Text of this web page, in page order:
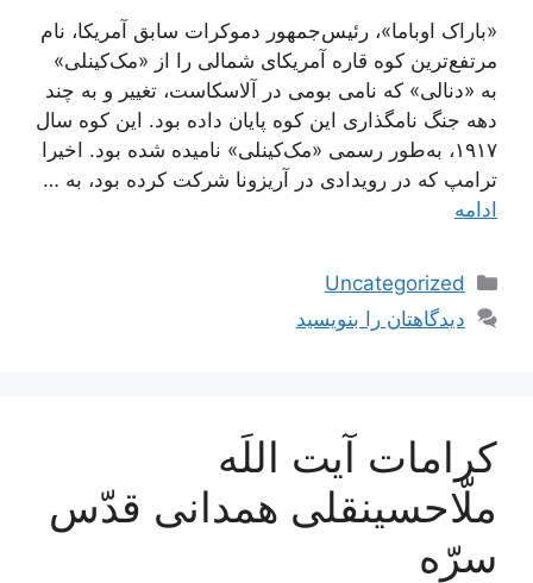
«باراک اوباما»، رئیس‌جمهور دموکرات سابق آمریکا، نام
مرتفع‌ترین کوه قاره آمریکای شمالی را از «مک‌کینلی»
به «دنالی» که نامی بومی در آلاسکاست، تغییر و به چند
دهه جنگ نامگذاری این کوه پایان داده بود. این کوه سال
۱۹۱۷، به‌طور رسمی «مک‌کینلی» نامیده شده بود. اخیرا
ترامپ که در رویدادی در آریزونا شرکت کرده بود، به …
ادامه
دسته‌ها
Uncategorized
دیدگاهتان را بنویسید
کرامات آیت اللَه
ملّاحسینقلی همدانی قدّس
سرّه